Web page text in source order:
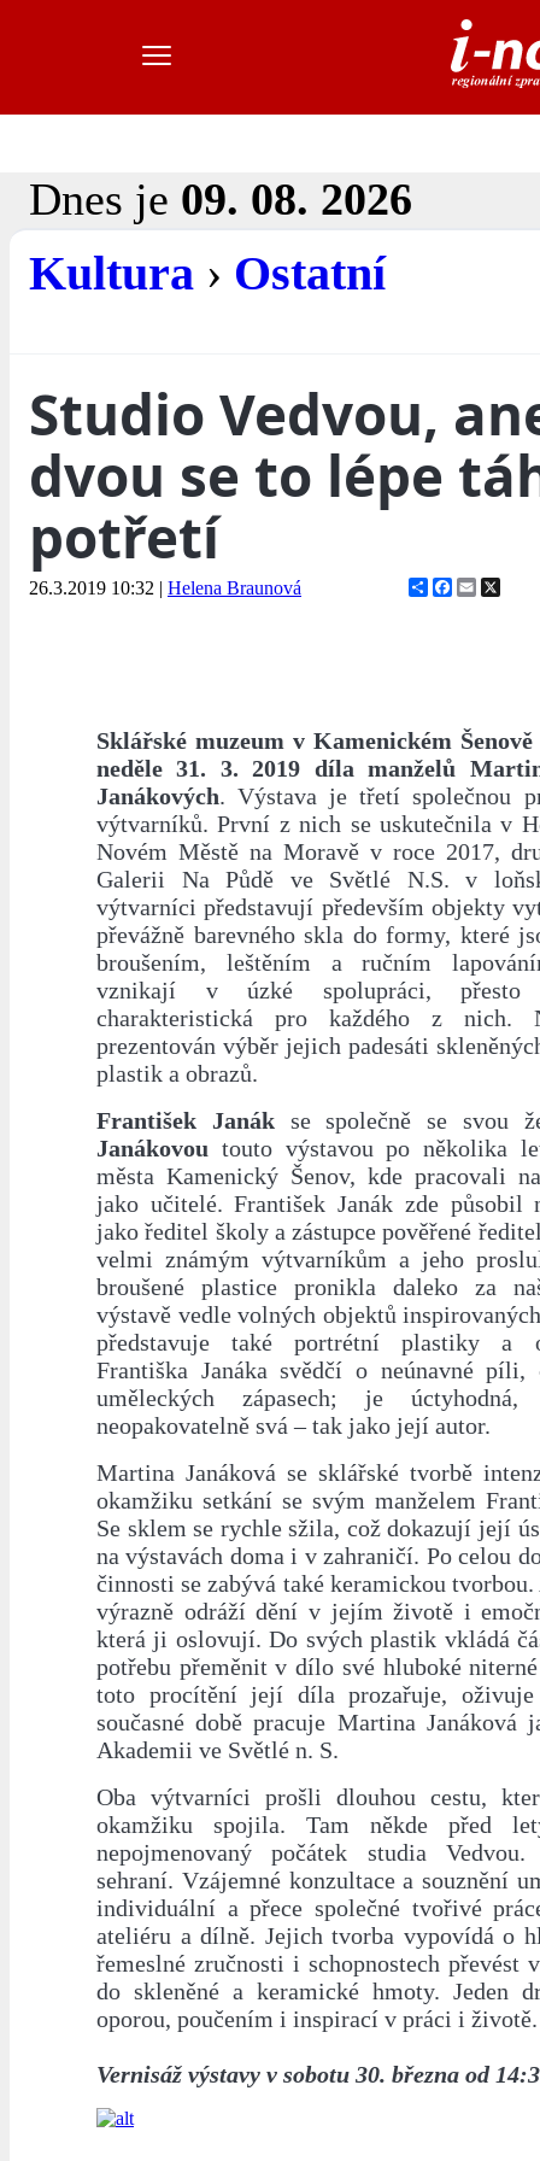
Dnes je 09. 08. 2026
Kultura › Ostatní
Studio Vedvou,
dvou se to lépe
potřetí
26.3.2019 10:32 | Helena Braunová ShareFacebook
Email
Sklářské muzeum v Kamenickém
neděle 31. 3. 2019 díla manželů
Janákových. Výstava je třetí společnou
výtvarníků. První z nich se uskutečnila v
Novém Městě na Moravě v roce 2017,
Galerii Na Půdě ve Světlé N.S. v
výtvarníci představují především objekty
převážně barevného skla do formy, které
broušením, leštěním a ručním
vznikají v úzké spolupráci, přesto
charakteristická pro každého z nich.
prezentován výběr jejich padesáti
plastik a obrazů.
František Janákse společně se svou
Janákovou touto výstavou po několika
města Kamenický Šenov, kde pracovali
jako učitelé. František Janák zde působil
jako ředitel školy a zástupce pověřené
velmi známým výtvarníkům a jeho
broušené plastice pronikla daleko za
výstavě vedle volných objektů
představuje také portrétní plastiky a
Františka Janáka svědčí o neúnavné
uměleckých zápasech; je
neopakovatelně svá – tak jako její autor.
Martina Janáková se sklářské tvorbě
okamžiku setkání se svým manželem
Se sklem se rychle sžila, což dokazují její
na výstavách doma i v zahraničí. Po celou
činnosti se zabývá také keramickou
výrazně odráží dění v jejím životě i
která ji oslovují. Do svých plastik vkládá
potřebu přeměnit v dílo své hluboké
toto procítění její díla prozařuje,
současné době pracuje Martina Janáková
Akademii ve Světlé n. S.
Oba výtvarníci prošli dlouhou cestu,
okamžiku spojila. Tam někde před
nepojmenovaný počátek studia
sehraní. Vzájemné konzultace a souznění
individuální a přece společné tvořivé
ateliéru a dílně. Jejich tvorba vypovídá o
řemeslné zručnosti i schopnostech převést
do skleněné a keramické hmoty. Jeden
oporou, poučením i inspirací v práci i životě.
Vernisáž výstavy v sobotu 30. března od